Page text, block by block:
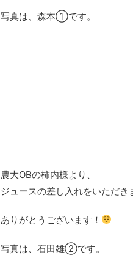
写真は、森本①です。
農大OBの柿内様より、
ジュースの差し入れをいただき
ありがとうございます！
写真は、石田雄②です。